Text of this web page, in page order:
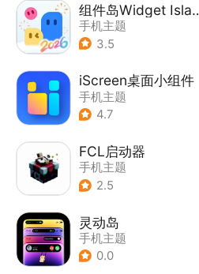
组件岛
手机主题
3.5
iScreen桌面小组件
手机主题
4.7
FCL启动器
手机主题
2.5
灵动岛
手机主题
0.0